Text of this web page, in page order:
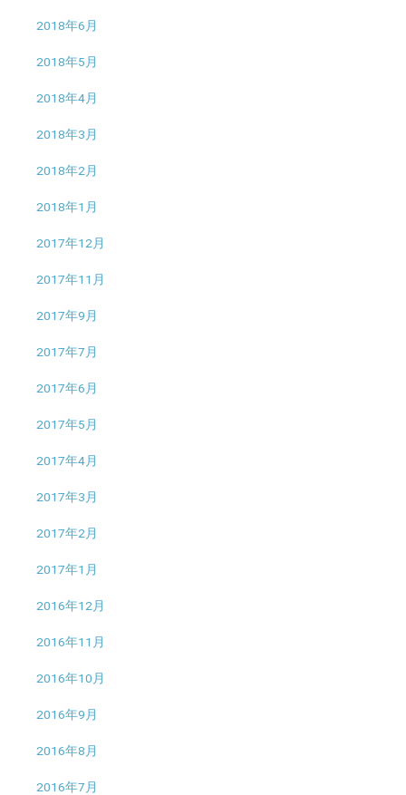
2018年6月
2018年5月
2018年4月
2018年3月
2018年2月
2018年1月
2017年12月
2017年11月
2017年9月
2017年7月
2017年6月
2017年5月
2017年4月
2017年3月
2017年2月
2017年1月
2016年12月
2016年11月
2016年10月
2016年9月
2016年8月
2016年7月